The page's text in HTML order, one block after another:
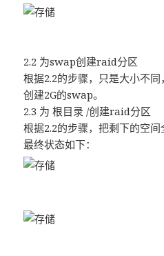
2.2 为swap创建raid分区
根据2.2的步骤，只是大小不
创建2G的swap。
2.3 为 根目录 /创建raid分区
根据2.2的步骤，把剩下的空间
最终状态如下：